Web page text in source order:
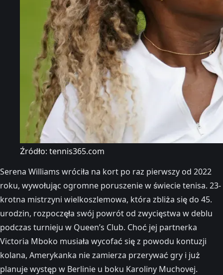
Źródło: tennis365.com
Serena Williams wróciła na kort po raz pierwszy od 2022
roku, wywołując ogromne poruszenie w świecie tenisa. 23-
krotna mistrzyni wielkoszlemowa, która zbliża się do 45.
urodzin, rozpoczęła swój powrót od zwycięstwa w deblu
podczas turnieju w Queen’s Club. Choć jej partnerka
Victoria Mboko musiała wycofać się z powodu kontuzji
kolana, Amerykanka nie zamierza przerywać gry i już
planuje występ w Berlinie u boku Karoliny Muchovej.